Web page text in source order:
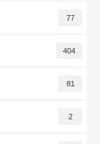
77
404
81
2